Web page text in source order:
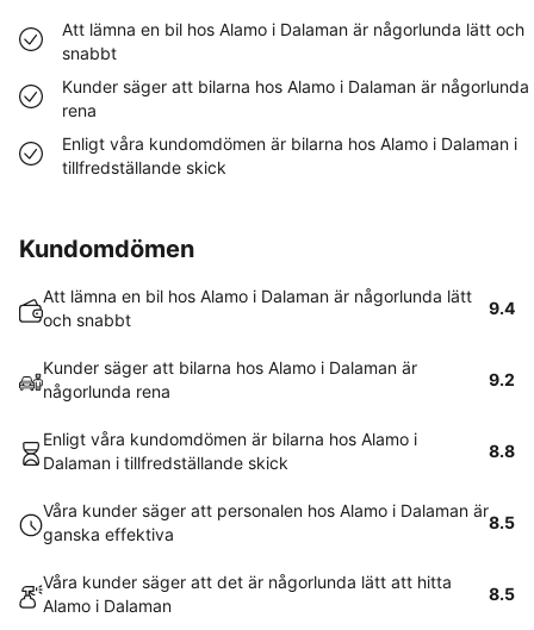
Att lämna en bil hos Alamo i Dalaman är någorlunda lätt och
snabbt
Kunder säger att bilarna hos Alamo i Dalaman är någorlunda
rena
Enligt våra kundomdömen är bilarna hos Alamo i Dalaman i
tillfredställande skick
Kundomdömen
Att lämna en bil hos Alamo i Dalaman är någorlunda lätt
och snabbt
9.4
Kunder säger att bilarna hos Alamo i Dalaman är
någorlunda rena
9.2
Enligt våra kundomdömen är bilarna hos Alamo i
Dalaman i tillfredställande skick
8.8
Våra kunder säger att personalen hos Alamo i Dalaman är
ganska effektiva
8.5
Våra kunder säger att det är någorlunda lätt att hitta
Alamo i Dalaman
8.5